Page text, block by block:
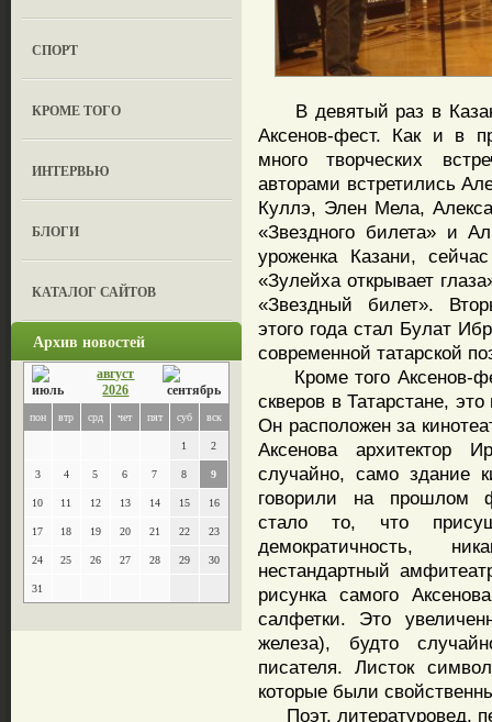
СПОРТ
КРОМЕ ТОГО
ИНТЕРВЬЮ
БЛОГИ
КАТАЛОГ САЙТОВ
Архив новостей
август
2026
пон втр срд чет пят суб вск
1 2
3 4 5 6 7 8 9
10 11 12 13 14 15 16
17 18 19 20 21 22 23
24 25 26 27 28 29 30
31
В девятый раз в
Аксенов-фест. Как и в
много творческих
авторами встретились
Куллэ, Элен Мела,
«Звездного билета» и
уроженка Казани,
«Зулейха открывает
«Звездный билет».
этого года стал Булат
современной татарской
Кроме того Аксенов-
скверов в Татарстане,
Он расположен за
Аксенова архитектор
случайно, само здание
говорили на прошлом
стало то, что
демократичность,
нестандартный
рисунка самого
салфетки. Это
железа), будто
писателя. Листок
которые были
Поэт, литературовед,